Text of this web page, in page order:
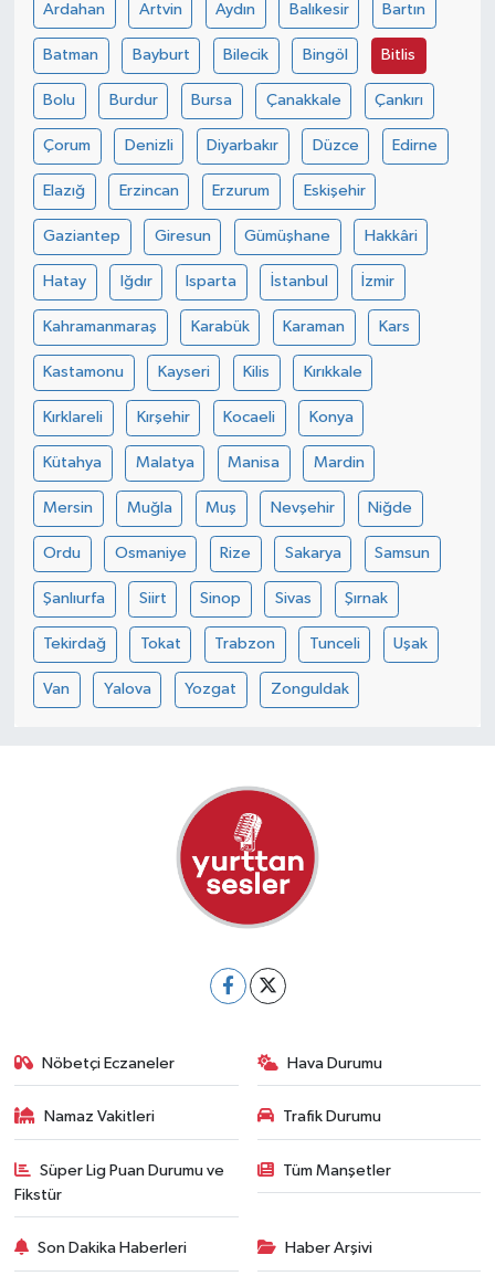
Ardahan Artvin Aydın Balıkesir Bartın
Batman Bayburt Bilecik Bingöl Bitlis
Bolu Burdur Bursa Çanakkale Çankırı
Çorum Denizli Diyarbakır Düzce Edirne
Elazığ Erzincan Erzurum Eskişehir
Gaziantep Giresun Gümüşhane Hakkâri
Hatay Iğdır Isparta İstanbul İzmir
Kahramanmaraş Karabük Karaman Kars
Kastamonu Kayseri Kilis Kırıkkale
Kırklareli Kırşehir Kocaeli Konya
Kütahya Malatya Manisa Mardin
Mersin Muğla Muş Nevşehir Niğde
Ordu Osmaniye Rize Sakarya Samsun
Şanlıurfa Siirt Sinop Sivas Şırnak
Tekirdağ Tokat Trabzon Tunceli Uşak
Van Yalova Yozgat Zonguldak
Nöbetçi Eczaneler Hava Durumu
Namaz Vakitleri Trafik Durumu
Süper Lig Puan Durumu ve
Fikstür
Tüm Manşetler
Son Dakika Haberleri Haber Arşivi